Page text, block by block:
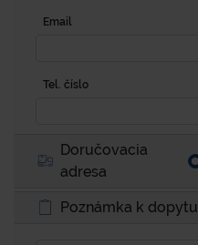
Email
Tel. číslo
Doručovacia
adresa
Poznámka k dopytu